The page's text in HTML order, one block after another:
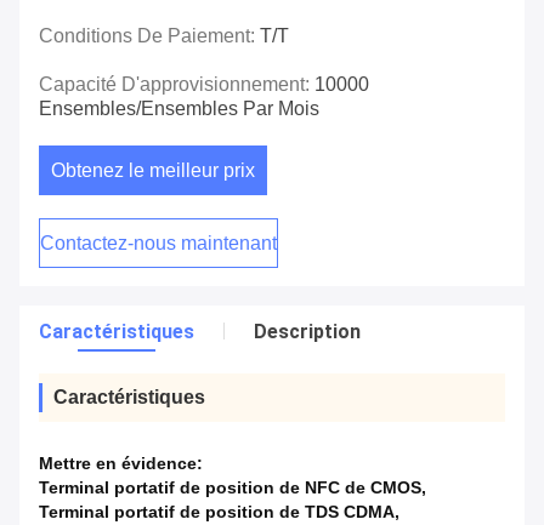
Conditions De Paiement: T/T
Capacité D'approvisionnement: 10000
Ensembles/ensembles Par Mois
Obtenez le meilleur prix
Contactez-nous maintenant
Caractéristiques Description
Caractéristiques
Mettre en évidence:
Terminal portatif de position de NFC de CMOS,
Terminal portatif de position de TDS CDMA,